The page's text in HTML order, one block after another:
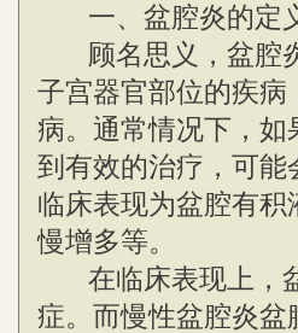
一、盆腔炎的定
顾名思义，盆腔炎
子宫器官部位的疾
病。通常情况下，
到有效的治疗，可
临床表现为盆腔有
慢增多等。
在临床表现上，盆
症。而慢性盆腔炎